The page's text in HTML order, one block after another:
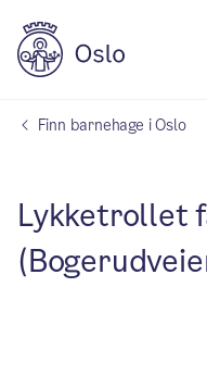
Finn barnehage i Oslo
Lykketrollet